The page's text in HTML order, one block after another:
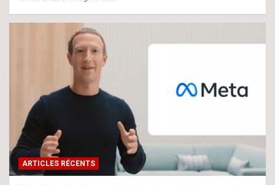
ARTICLES RÉCENTS